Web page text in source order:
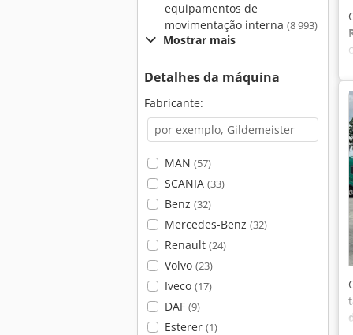
equipamentos de
movimentação interna (8 993)
Mostrar mais
Detalhes da máquina
Fabricante:
MAN (57)
SCANIA (33)
Benz (32)
Mercedes-Benz (32)
Renault (24)
Volvo (23)
Iveco (17)
DAF (9)
Esterer (1)